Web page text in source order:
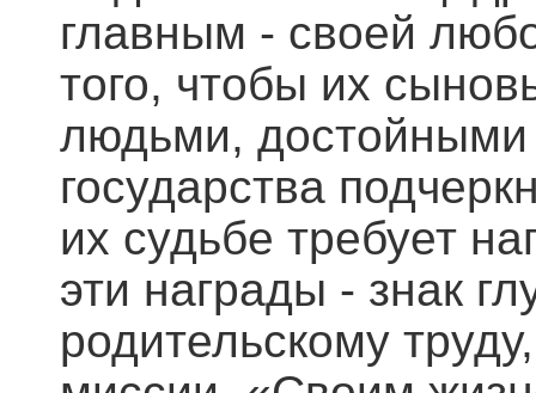
главным - своей
того, чтобы их
людьми, достойными
государства
их судьбе требует
эти награды - знак
родительскому